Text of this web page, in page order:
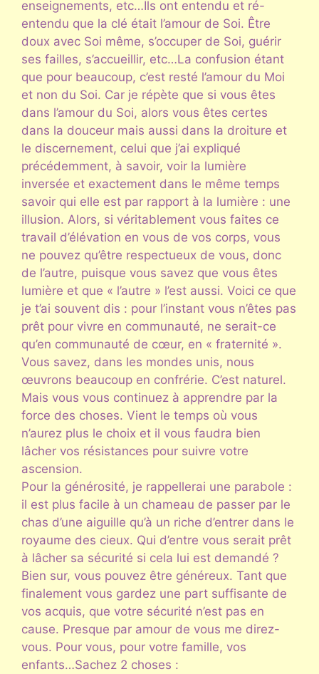
enseignements, etc…Ils ont entendu et ré-
entendu que la clé était l’amour de Soi. Être
doux avec Soi même, s’occuper de Soi, guérir
ses failles, s’accueillir, etc…La confusion étant
que pour beaucoup, c’est resté l’amour du Moi
et non du Soi. Car je répète que si vous êtes
dans l’amour du Soi, alors vous êtes certes
dans la douceur mais aussi dans la droiture et
le discernement, celui que j’ai expliqué
précédemment, à savoir, voir la lumière
inversée et exactement dans le même temps
savoir qui elle est par rapport à la lumière : une
illusion. Alors, si véritablement vous faites ce
travail d’élévation en vous de vos corps, vous
ne pouvez qu’être respectueux de vous, donc
de l’autre, puisque vous savez que vous êtes
lumière et que « l’autre » l’est aussi. Voici ce que
je t’ai souvent dis : pour l’instant vous n’êtes pas
prêt pour vivre en communauté, ne serait-ce
qu’en communauté de cœur, en « fraternité ».
Vous savez, dans les mondes unis, nous
œuvrons beaucoup en confrérie. C’est naturel.
Mais vous vous continuez à apprendre par la
force des choses. Vient le temps où vous
n’aurez plus le choix et il vous faudra bien
lâcher vos résistances pour suivre votre
ascension.
Pour la générosité, je rappellerai une parabole :
il est plus facile à un chameau de passer par le
chas d’une aiguille qu’à un riche d’entrer dans le
royaume des cieux. Qui d’entre vous serait prêt
à lâcher sa sécurité si cela lui est demandé ?
Bien sur, vous pouvez être généreux. Tant que
finalement vous gardez une part suffisante de
vos acquis, que votre sécurité n’est pas en
cause. Presque par amour de vous me direz-
vous. Pour vous, pour votre famille, vos
enfants…Sachez 2 choses :